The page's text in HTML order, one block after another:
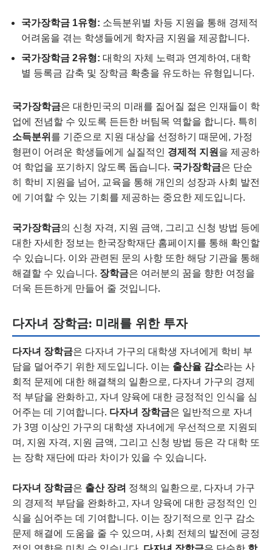
국가장학금 1유형: 소득분위별 차등 지원을 통해 경제적
어려움을 겪는 학생들에게 학자금 지원을 제공합니다.
국가장학금 2유형: 대학의 자체 노력과 연계하여, 대학
별 등록금 감축 및 장학금 확충을 유도하는 유형입니다.
국가장학금은 대한민국의 미래를 짊어질 젊은 인재들이 학
업에 전념할 수 있도록 든든한 버팀목 역할을 합니다. 특히
소득분위를 기준으로 지원 대상을 선정하기 때문에, 가정
형편이 어려운 학생들에게 실질적인 경제적 지원을 제공하
여 학업을 포기하지 않도록 돕습니다. 국가장학금은 단순
히 학비 지원을 넘어, 교육을 통해 개인의 성장과 사회 발전
에 기여할 수 있는 기회를 제공하는 중요한 제도입니다.
국가장학금의 신청 자격, 지원 금액, 그리고 신청 방법 등에
대한 자세한 정보는 한국장학재단 홈페이지를 통해 확인할
수 있습니다. 이와 관련된 문의 사항 또한 해당 기관을 통해
해결할 수 있습니다. 장학금은 여러분의 꿈을 향한 여정을
더욱 든든하게 만들어 줄 것입니다.
다자녀 장학금: 미래를 위한 투자
다자녀 장학금은 다자녀 가구의 대학생 자녀에게 학비 부
담을 덜어주기 위한 제도입니다. 이는 출산율 감소라는 사
회적 문제에 대한 해결책의 일환으로, 다자녀 가구의 경제
적 부담을 완화하고, 자녀 양육에 대한 긍정적인 인식을 심
어주는 데 기여합니다. 다자녀 장학금은 일반적으로 자녀
가 3명 이상인 가구의 대학생 자녀에게 우선적으로 지원되
며, 지원 자격, 지원 금액, 그리고 신청 방법 등은 각 대학 또
는 장학 재단에 따라 차이가 있을 수 있습니다.
다자녀 장학금은 출산 장려 정책의 일환으로, 다자녀 가구
의 경제적 부담을 완화하고, 자녀 양육에 대한 긍정적인 인
식을 심어주는 데 기여합니다. 이는 장기적으로 인구 감소
문제 해결에 도움을 줄 수 있으며, 사회 전체의 발전에 긍정